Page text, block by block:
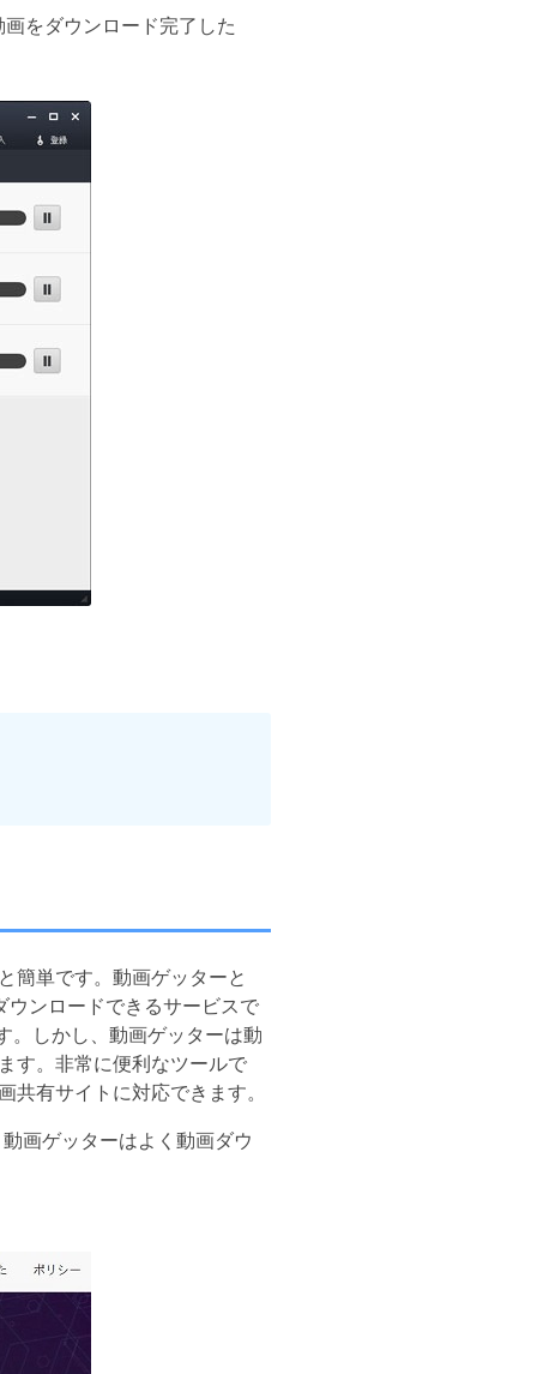
をダウンロード完了した
簡単です。動画ゲッターと
ウンロードできるサービスで
。しかし、動画ゲッターは動
す。非常に便利なツールで
共有サイトに対応できます。
画ゲッターはよく動画ダウ